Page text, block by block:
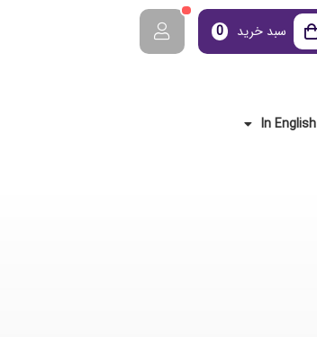
سبد خرید 0
In English